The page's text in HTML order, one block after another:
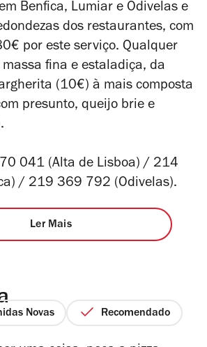
Benfica, Lumiar e Odivelas e
dos restaurantes, com
por este serviço. Qualquer
fina e estaladiça, da
(10€) à mais composta
presunto, queijo brie e
041 (Alta de Lisboa) / 214
/ 219 369 792 (Odivelas).
Ler Mais
Novas Recomendado